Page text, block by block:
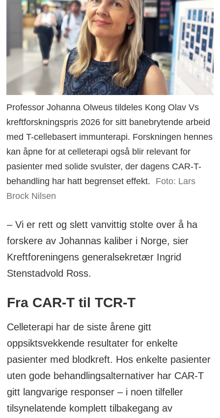
Professor Johanna Olweus tildeles Kong Olav Vs
kreftforskningspris 2026 for sitt banebrytende arbeid
med T-cellebasert immunterapi. Forskningen hennes
kan åpne for at celleterapi også blir relevant for
pasienter med solide svulster, der dagens CAR-T-
behandling har hatt begrenset effekt.
Foto: Lars
Brock Nilsen
– Vi er rett og slett vanvittig stolte over å ha
forskere av Johannas kaliber i Norge, sier
Kreftforeningens generalsekretær Ingrid
Stenstadvold Ross.
Fra CAR-T til TCR-T
Celleterapi har de siste årene gitt
oppsiktsvekkende resultater for enkelte
pasienter med blodkreft. Hos enkelte pasienter
uten gode behandlingsalternativer har CAR-T
gitt langvarige responser – i noen tilfeller
tilsynelatende komplett tilbakegang av